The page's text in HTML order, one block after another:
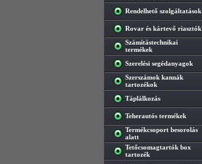
Rendelhető szolgáltatások
Rovar és kártevő riasztók
Számítástechnikai
termékek
Szerelési segédanyagok
Szerszámok kannák
tartozékok
Táplálkozás
Teherautós termékek
Termékcsoport besorolás
alatt
Tetőcsomagtartók box
tartozék